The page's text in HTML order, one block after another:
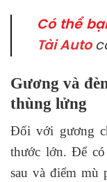
Có thể
Tài Auto
Gương và
thùng lửng
Đối với gương
thước lớn. Để có
sau và điểm mù